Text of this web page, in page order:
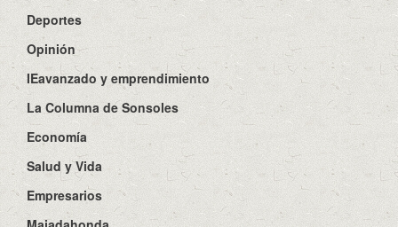
Deportes
Opinión
IEavanzado y emprendimiento
La Columna de Sonsoles
Economía
Salud y Vida
Empresarios